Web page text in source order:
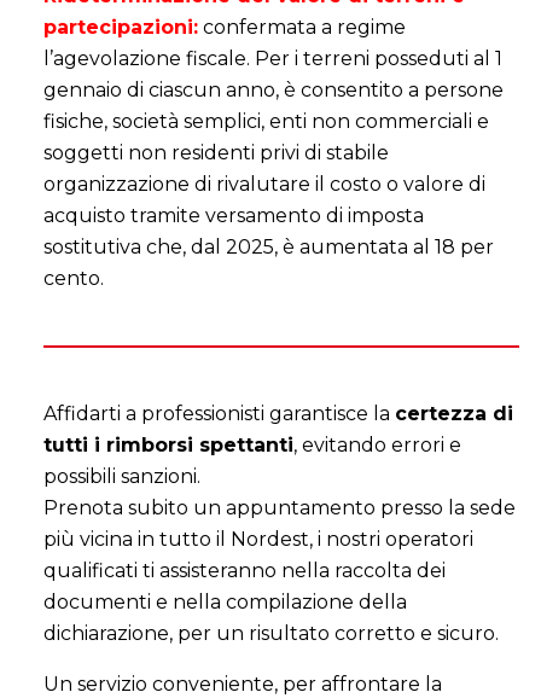
partecipazioni:confermata a regime
l’agevolazione fiscale. Per i terreni posseduti al 1
gennaio di ciascun anno, è consentito a persone
fisiche, società semplici, enti non commerciali e
soggetti non residenti privi di stabile
organizzazione di rivalutare il costo o valore di
acquisto tramite versamento di imposta
sostitutiva che, dal 2025, è aumentata al 18 per
cento.
Affidarti a professionisti garantisce la certezza di
tutti i rimborsi spettanti, evitando errori e
possibili sanzioni.
Prenota subito un appuntamento presso la sede
più vicina in tutto il Nordest, i nostri operatori
qualificati ti assisteranno nella raccolta dei
documenti e nella compilazione della
dichiarazione, per un risultato corretto e sicuro.
Un servizio conveniente, per affrontare la